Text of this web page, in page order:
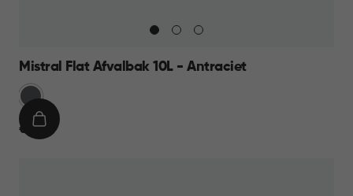
Mistral Flat Afvalbak 10L - Antraciet
Anthraciet
€
€ 11,95
IN